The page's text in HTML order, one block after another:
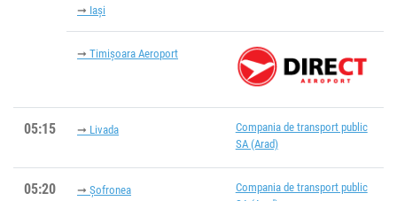
Iași
Timișoara Aeroport
05:15
Compania de transport public
SA (Arad)
Livada
05:20
Compania de transport public
Șofronea